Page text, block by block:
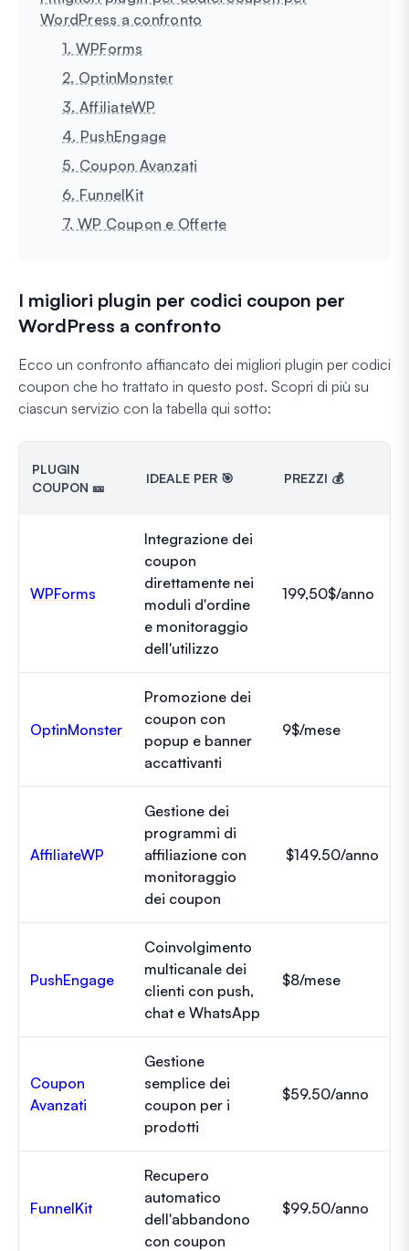
WordPress a confronto
1. WPForms
2. OptinMonster
3. AffiliateWP
4. PushEngage
5. Coupon Avanzati
6. FunnelKit
7. WP Coupon e Offerte
I migliori plugin per codici coupon per
WordPress a confronto
Ecco un confronto affiancato dei migliori plugin per codici
coupon che ho trattato in questo post. Scopri di più su
ciascun servizio con la tabella qui sotto:
PLUGIN
COUPON 🎫
IDEALE PER 🎯 PREZZI 💰
WPForms
Integrazione dei
coupon
direttamente nei
moduli d'ordine
e monitoraggio
dell'utilizzo
199,50$/anno
OptinMonster
Promozione dei
coupon con
popup e banner
accattivanti
9$/mese
AffiliateWP
Gestione dei
programmi di
affiliazione con
monitoraggio
dei coupon
$149.50/anno
PushEngage
Coinvolgimento
multicanale dei
clienti con push,
chat e WhatsApp
$8/mese
Coupon
Avanzati
Gestione
semplice dei
coupon per i
prodotti
$59.50/anno
FunnelKit
Recupero
automatico
dell'abbandono
con coupon
$99.50/anno